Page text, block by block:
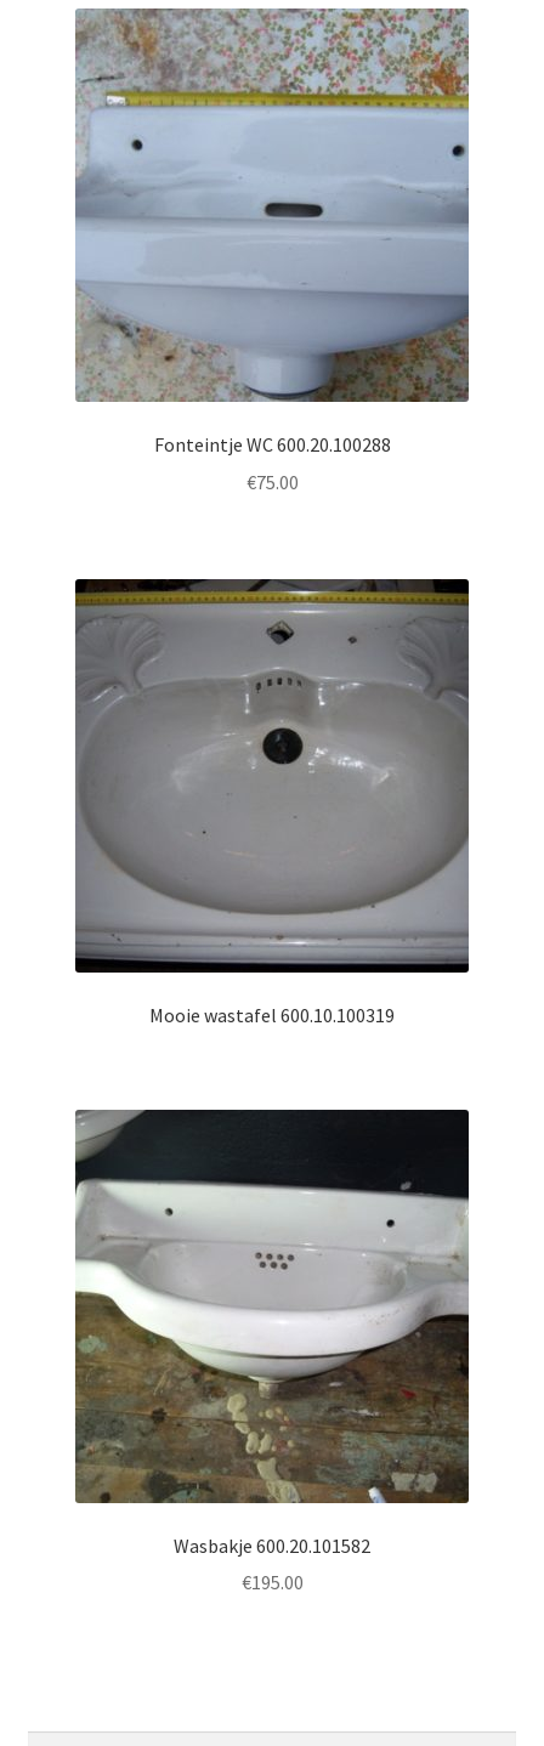
Fonteintje WC 600.20.100288
€75.00
Mooie wastafel 600.10.100319
Wasbakje 600.20.101582
€195.00